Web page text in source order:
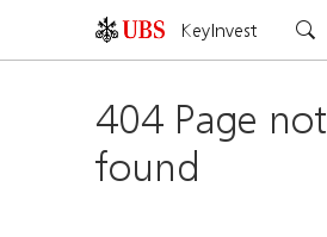
KeyInvest
404 Page not
found